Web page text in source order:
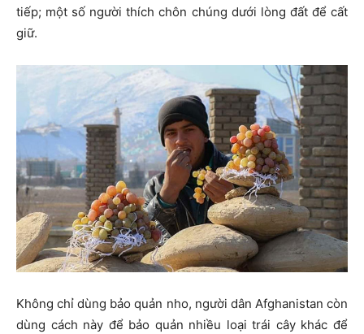
tiếp; một số người thích chôn chúng dưới lòng đất để cất
giữ.
Không chỉ dùng bảo quản nho, người dân Afghanistan còn
dùng cách này để bảo quản nhiều loại trái cây khác để